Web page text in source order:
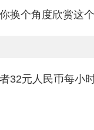
换个角度欣赏这
32元人民币每小